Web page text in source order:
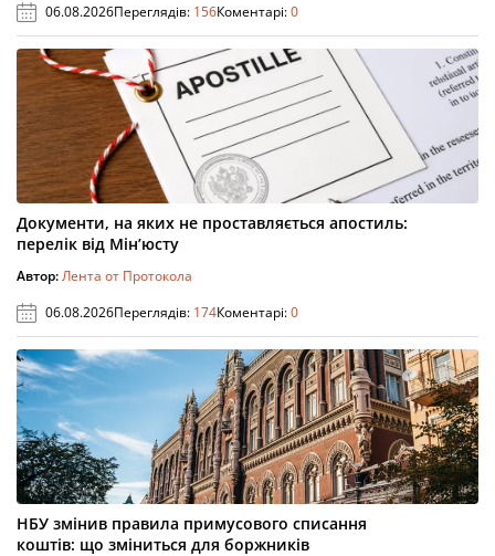
06.08.2026Переглядів: 156Коментарі:0
Документи, на яких не проставляється апостиль:
перелік від Мін’юсту
Автор:Лента от Протокола
06.08.2026Переглядів: 174Коментарі:0
НБУ змінив правила примусового списання
коштів: що зміниться для боржників